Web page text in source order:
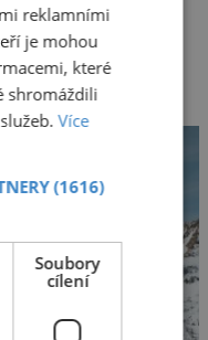
Tento systém
dobu, ale
pokroku
kteří
a velkou část
který […]
reklamními
je mohou
které
shromáždili
Více
(1616)
Soubory
cílení